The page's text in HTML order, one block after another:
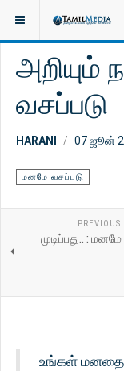
இருக்குமிடம்: ஆன்மீகம்
அறியும்
வசப்படு
HARANI 07 ஜூன்
மனமே வசப்படு
PREVIOUS
முடிப்பது.. :
உங்கள் மனதை